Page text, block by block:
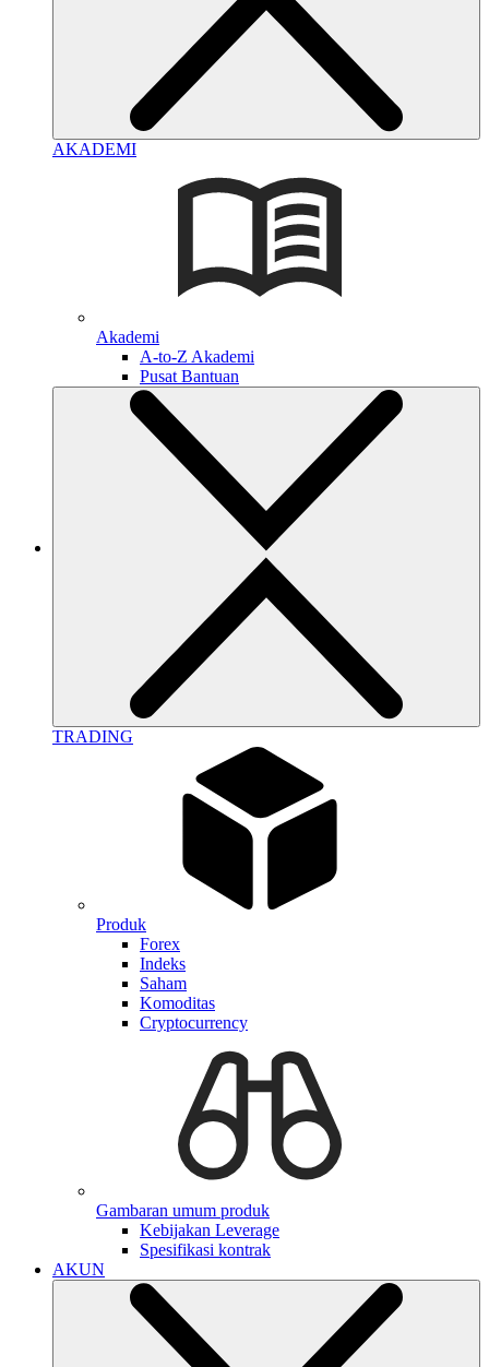
AKADEMI
Akademi
A-to-Z Akademi
Pusat Bantuan
TRADING
Produk
Forex
Indeks
Saham
Komoditas
Cryptocurrency
Gambaran umum produk
Kebijakan Leverage
Spesifikasi kontrak
AKUN